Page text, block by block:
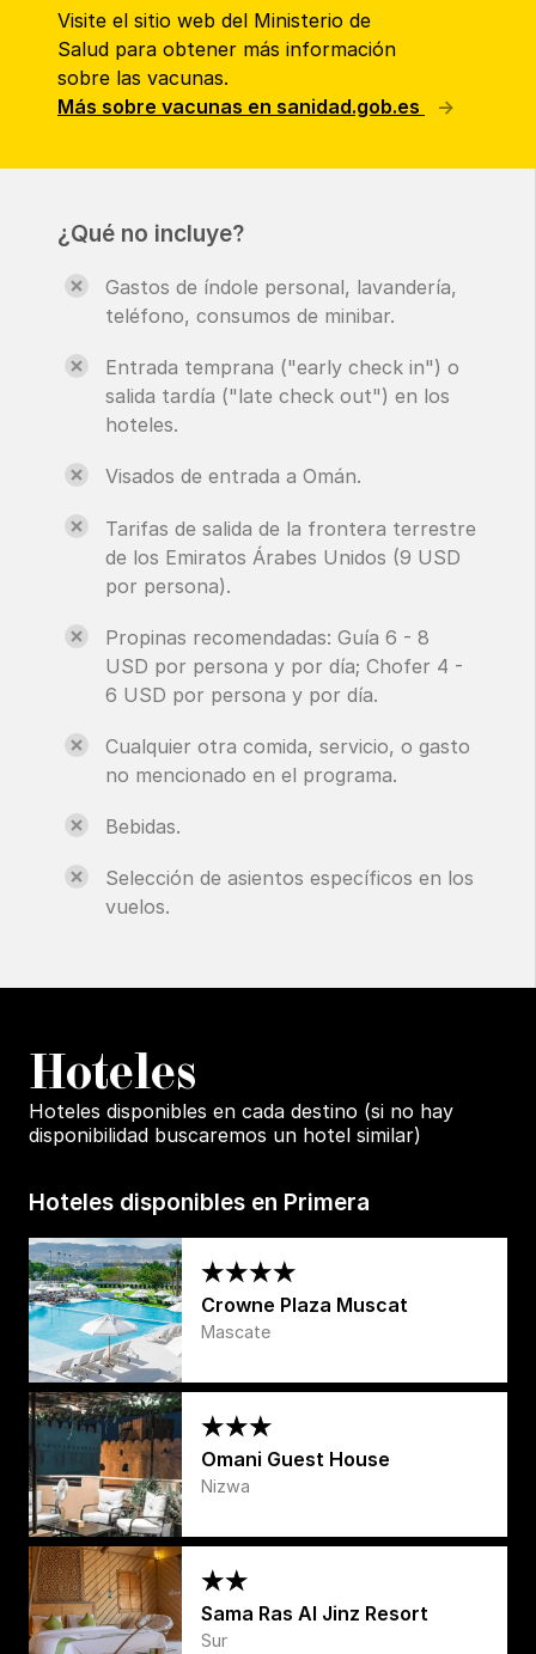
Visite el sitio web del Ministerio de
Salud para obtener más información
sobre las vacunas.
Más sobre vacunas en sanidad.gob.es
¿Qué no incluye?
Gastos de índole personal, lavandería,
teléfono, consumos de minibar.
Entrada temprana ("early check in") o
salida tardía ("late check out") en los
hoteles.
Visados de entrada a Omán.
Tarifas de salida de la frontera terrestre
de los Emiratos Árabes Unidos (9 USD
por persona).
Propinas recomendadas: Guía 6 - 8
USD por persona y por día; Chofer 4 -
6 USD por persona y por día.
Cualquier otra comida, servicio, o gasto
no mencionado en el programa.
Bebidas.
Selección de asientos específicos en los
vuelos.
Hoteles
Hoteles disponibles en cada destino (si no hay
disponibilidad buscaremos un hotel similar)
Hoteles disponibles en Primera
Crowne Plaza Muscat
Mascate
Omani Guest House
Nizwa
Sama Ras Al Jinz Resort
Sur